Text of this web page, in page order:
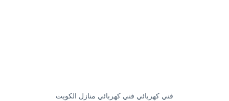
فني كهربائي فني كهربائي منازل الكويت